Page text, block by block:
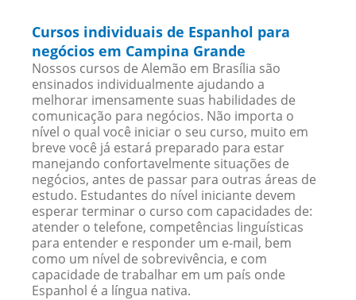
Cursos individuais de Espanhol para
negócios em Campina Grande
Nossos cursos de Alemão em Brasília são
ensinados individualmente ajudando a
melhorar imensamente suas habilidades de
comunicação para negócios. Não importa o
nível o qual você iniciar o seu curso, muito em
breve você já estará preparado para estar
manejando confortavelmente situações de
negócios, antes de passar para outras áreas de
estudo. Estudantes do nível iniciante devem
esperar terminar o curso com capacidades de:
atender o telefone, competências linguísticas
para entender e responder um e-mail, bem
como um nível de sobrevivência, e com
capacidade de trabalhar em um país onde
Espanhol é a língua nativa.